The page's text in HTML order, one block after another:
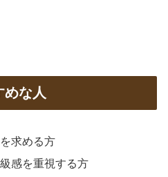
めな人
求める方
感を重視する方